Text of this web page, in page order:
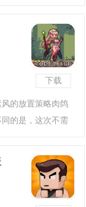
盾等武装，动态肉
下载
的放置策略肉鸽
的是，这次不需
放置战斗非常好